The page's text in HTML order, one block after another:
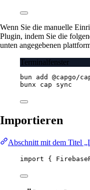
Wenn Sie die manuelle
Plugin, indem Sie die
unten angegebenen
Terminalfenster
bun add
@capgo/
bunx
cap sync
Importieren
Abschnitt mit dem Titel
import {